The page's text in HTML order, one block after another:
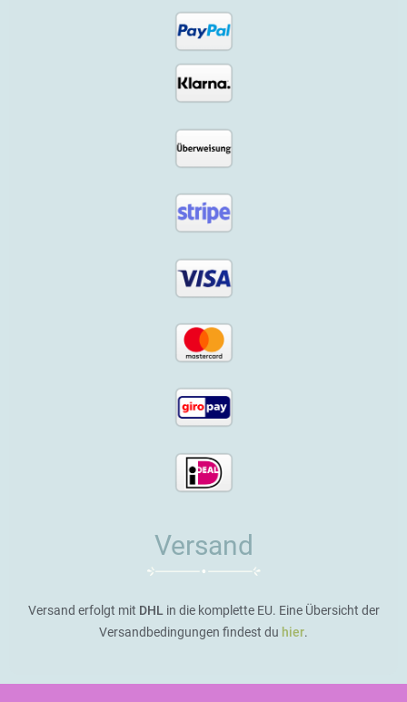
Versand
Versand erfolgt mit DHLin die komplette EU. Eine Übersicht der
Versandbedingungen findest du hier.